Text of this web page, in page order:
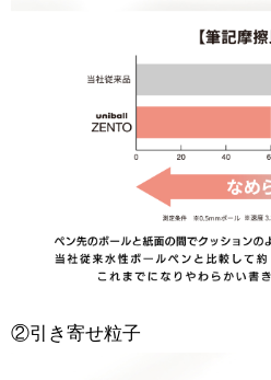
②引き寄せ粒子